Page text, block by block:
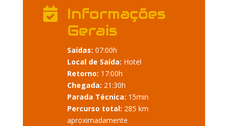

Informações
Gerais
Saídas: 07:00h
Local de Saída: Hotel
Retorno: 17:00h
Chegada: 21:30h
Parada Técnica: 15min
Percurso total: 285 km
aproximadamente